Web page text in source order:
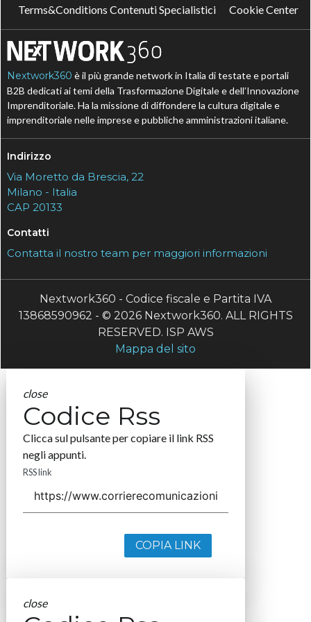
Terms&Conditions Contenuti Specialistici
Cookie Center
Nextwork360 è il più grande network in Italia di testate e portali
B2B dedicati ai temi della Trasformazione Digitale e dell’Innovazione
Imprenditoriale. Ha la missione di diffondere la cultura digitale e
imprenditoriale nelle imprese e pubbliche amministrazioni italiane.
Indirizzo
Via Moretto da Brescia, 22
Milano - Italia
CAP 20133
Contatti
Contatta il nostro team per maggiori informazioni
Nextwork360 - Codice fiscale e Partita IVA
13868590962 - © 2026 Nextwork360. ALL RIGHTS
RESERVED. ISP AWS
Mappa del sito
close
Codice Rss
Clicca sul pulsante per copiare il link RSS
negli appunti.
RSS link
COPIA LINK
close